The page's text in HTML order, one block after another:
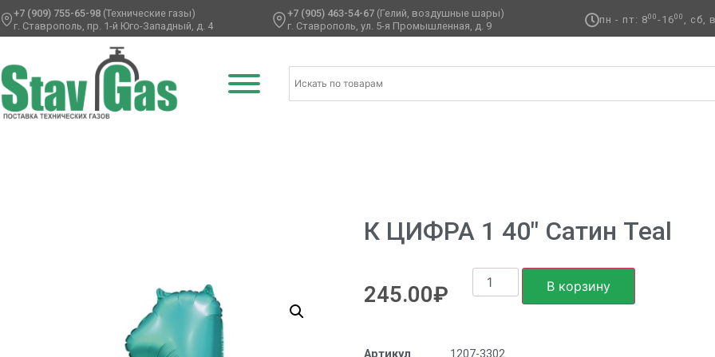
+7 (909) 755-65-98 (Технические газы)
г. Ставрополь, пр. 1-й Юго-Западный, д. 4
+7 (905) 463-54-67 (Гелий, воздушные шары)
г. Ставрополь, ул. 5-я Промышленная, д. 9 ​
пн - пт: 800-1600 , сб,
К ЦИФРА 1 40″ Сатин Teal
245.00₽ В корзину
Артикул
1207-3302